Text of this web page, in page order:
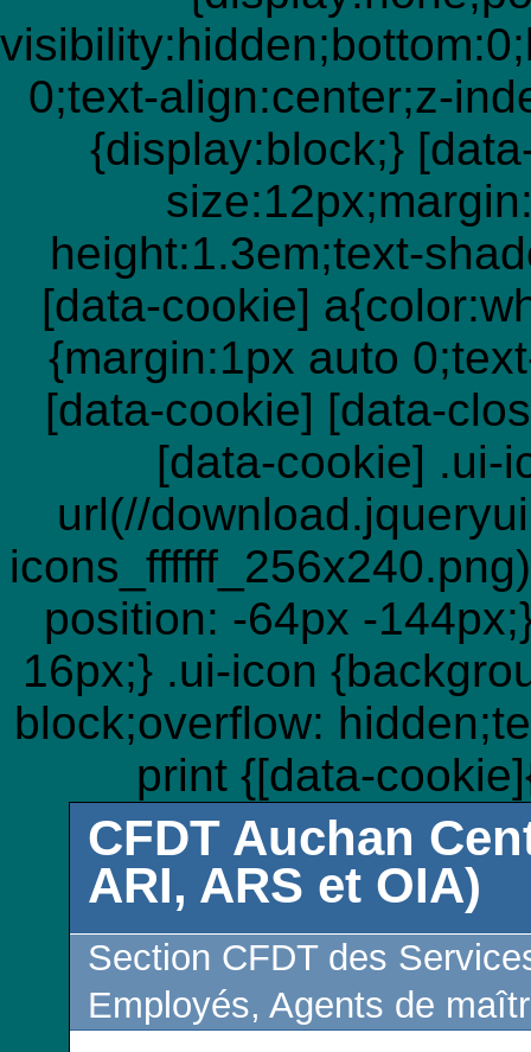
0;text-align:center;z-
{display:block;}
height:1.3em;text-
[data-cookie]
{margin:1px auto
[data-cookie] [data-
[data-cookie] .ui-
url(//
position: -64px -
16px;} .ui-icon
block;overflow:
print {[data-
CFDT Auchan
ARI, ARS et OIA)
Section CFDT des
Employés, Agents de